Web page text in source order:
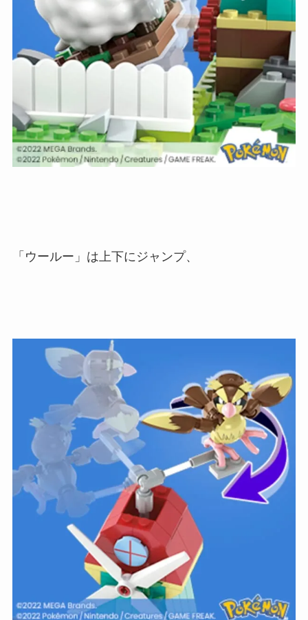
「ウールー」は上下にジャンプ、